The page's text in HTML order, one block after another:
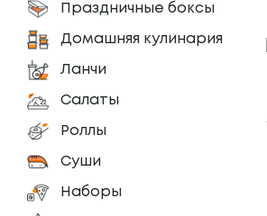
Праздничные боксы
Домашняя кулинария
Ланчи
Салаты
Роллы
Суши
Наборы